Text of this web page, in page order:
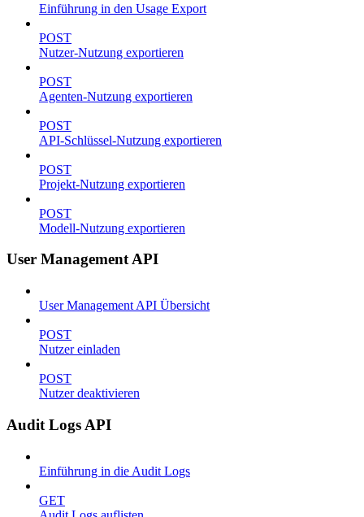
Einführung in den Usage Export
POST
Nutzer-Nutzung exportieren
POST
Agenten-Nutzung exportieren
POST
API-Schlüssel-Nutzung exportieren
POST
Projekt-Nutzung exportieren
POST
Modell-Nutzung exportieren
User Management API
User Management API Übersicht
POST
Nutzer einladen
POST
Nutzer deaktivieren
Audit Logs API
Einführung in die Audit Logs
GET